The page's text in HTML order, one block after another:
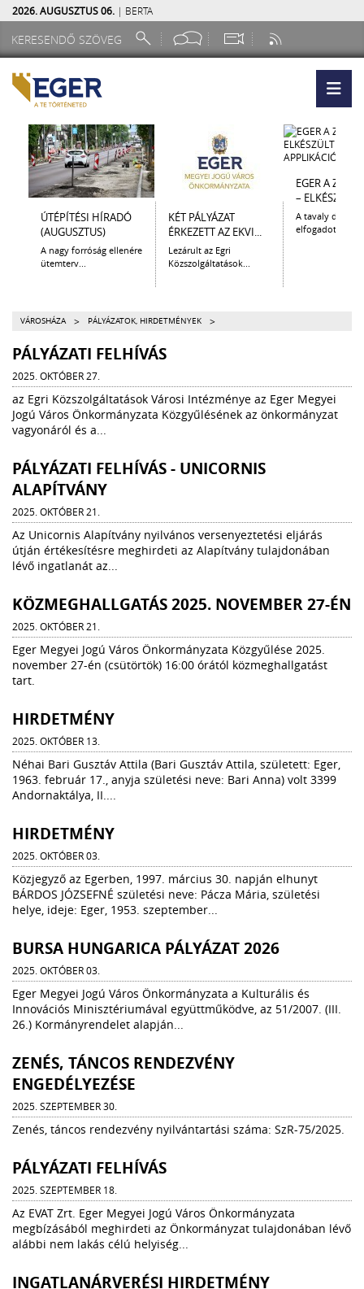
2026. AUGUSZTUS 06. | BERTA
ÚTÉPÍTÉSI HÍRADÓ
(AUGUSZTUS)
A nagy forróság ellenére
ütemterv...
KÉT PÁLYÁZAT
ÉRKEZETT AZ EKVI...
Lezárult az Egri
Közszolgáltatások...
EGER A
– ELKÉSZÜLT
A tavaly
elfogadott
VÁROSHÁZA > PÁLYÁZATOK, HIRDETMÉNYEK >
PÁLYÁZATI FELHÍVÁS
2025. OKTÓBER 27.
az Egri Közszolgáltatások Városi Intézménye az Eger Megyei
Jogú Város Önkormányzata Közgyűlésének az önkormányzat
vagyonáról és a...
PÁLYÁZATI FELHÍVÁS - UNICORNIS
ALAPÍTVÁNY
2025. OKTÓBER 21.
Az Unicornis Alapítvány nyilvános versenyeztetési eljárás
útján értékesítésre meghirdeti az Alapítvány tulajdonában
lévő ingatlanát az...
KÖZMEGHALLGATÁS 2025. NOVEMBER 27-ÉN
2025. OKTÓBER 21.
Eger Megyei Jogú Város Önkormányzata Közgyűlése 2025.
november 27-én (csütörtök) 16:00 órától közmeghallgatást
tart.
HIRDETMÉNY
2025. OKTÓBER 13.
Néhai Bari Gusztáv Attila (Bari Gusztáv Attila, született: Eger,
1963. február 17., anyja születési neve: Bari Anna) volt 3399
Andornaktálya, II....
HIRDETMÉNY
2025. OKTÓBER 03.
Közjegyző az Egerben, 1997. március 30. napján elhunyt
BÁRDOS JÓZSEFNÉ születési neve: Pácza Mária, születési
helye, ideje: Eger, 1953. szeptember...
BURSA HUNGARICA PÁLYÁZAT 2026
2025. OKTÓBER 03.
Eger Megyei Jogú Város Önkormányzata a Kulturális és
Innovációs Minisztériumával együttműködve, az 51/2007. (III.
26.) Kormányrendelet alapján...
ZENÉS, TÁNCOS RENDEZVÉNY
ENGEDÉLYEZÉSE
2025. SZEPTEMBER 30.
Zenés, táncos rendezvény nyilvántartási száma: SzR-75/2025.
PÁLYÁZATI FELHÍVÁS
2025. SZEPTEMBER 18.
Az EVAT Zrt. Eger Megyei Jogú Város Önkormányzata
megbízásából meghirdeti az Önkormányzat tulajdonában lévő
alábbi nem lakás célú helyiség...
INGATLANÁRVERÉSI HIRDETMÉNY